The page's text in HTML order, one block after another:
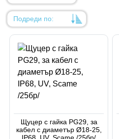
Подреди по:
Име
Име
Код на артикул
Щуцер с гайка PG29, за
кабел с диаметър Ø18-25,
IP68, UV, Scame /25бр/